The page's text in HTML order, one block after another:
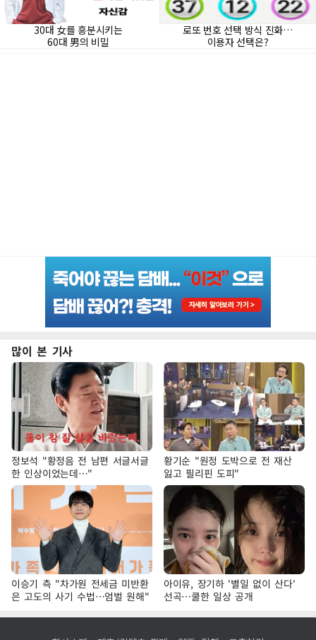
많이 본 기사
정보석 "황정음 전 남편 서글서글
한 인상이었는데…"
황기순 "원정 도박으로 전 재산
잃고 필리핀 도피"
이승기 측 "차가원 전세금 미반환
은 고도의 사기 수법…엄벌 원해"
아이유, 장기하 '별일 없이 산다'
선곡…쿨한 일상 공개